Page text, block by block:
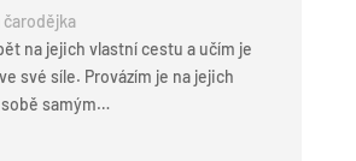
na jejich vlastní cestu a učím je
své síle. Provázím je na jejich
samým…